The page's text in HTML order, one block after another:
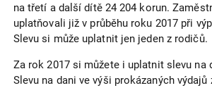
na třetí a další dítě 24 204 korun.
uplatňovali již v průběhu roku 2017 při
Slevu si může uplatnit jen jeden z rodičů.
Za rok 2017 si můžete i uplatnit slevu na
Slevu na dani ve výši prokázaných